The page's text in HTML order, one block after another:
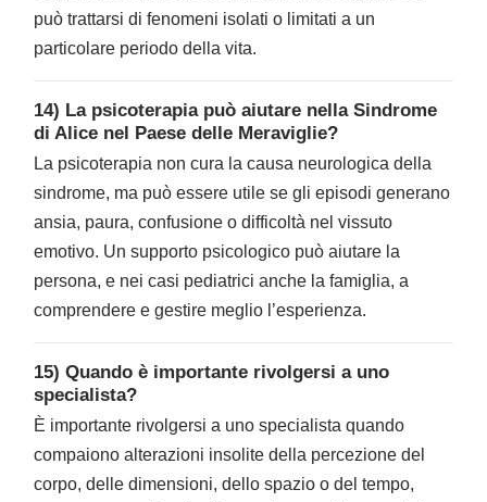
può trattarsi di fenomeni isolati o limitati a un
particolare periodo della vita.
14) La psicoterapia può aiutare nella Sindrome
di Alice nel Paese delle Meraviglie?
La psicoterapia non cura la causa neurologica della
sindrome, ma può essere utile se gli episodi generano
ansia, paura, confusione o difficoltà nel vissuto
emotivo. Un supporto psicologico può aiutare la
persona, e nei casi pediatrici anche la famiglia, a
comprendere e gestire meglio l’esperienza.
15) Quando è importante rivolgersi a uno
specialista?
È importante rivolgersi a uno specialista quando
compaiono alterazioni insolite della percezione del
corpo, delle dimensioni, dello spazio o del tempo,